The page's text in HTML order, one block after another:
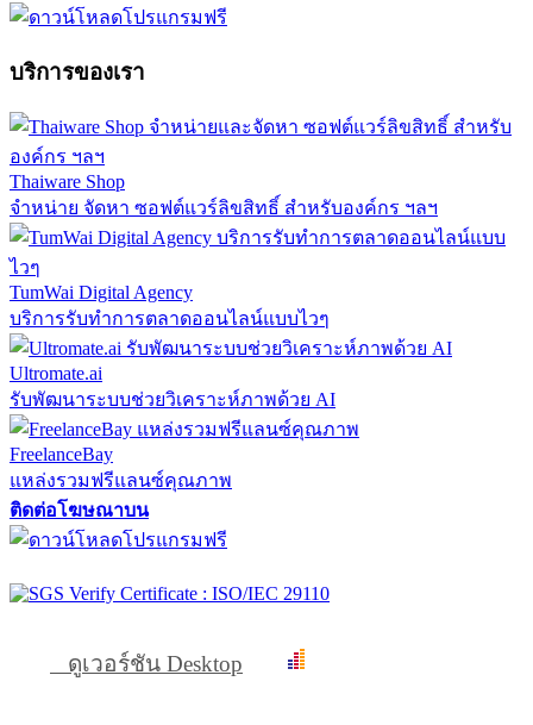
บริการของเรา
Thaiware Shop
จำหน่าย จัดหา ซอฟต์แวร์ลิขสิทธิ์ สำหรับองค์กร ฯลฯ
TumWai Digital Agency
บริการรับทำการตลาดออนไลน์แบบไวๆ
Ultromate.ai
รับพัฒนาระบบช่วยวิเคราะห์ภาพด้วย AI
FreelanceBay
แหล่งรวมฟรีแลนซ์คุณภาพ
ติดต่อโฆษณาบน
ดูเวอร์ชัน Desktop